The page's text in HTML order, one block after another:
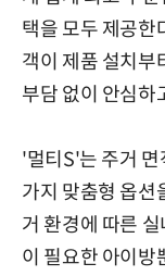
택을 모두 제공한
객이 제품 설치부
부담 없이 안심하
'멀티S'는 주거 면
가지 맞춤형 옵션
거 환경에 따른
이 필요한 아이방